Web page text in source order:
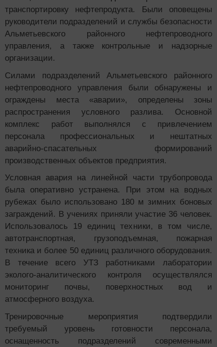
транспортировку нефтепродукта. Были оповещены
руководители подразделений и службы безопасности
Альметьевского районного нефтепроводного
управления, а также контрольные и надзорные
организации.
Силами подразделений Альметьевского районного
нефтепроводного управления были обнаружены и
ограждены места «аварии», определены зоны
распространения условного разлива. Основной
комплекс работ выполнялся с привлечением
персонала профессиональных и нештатных
аварийно-спасательных формирований
производственных объектов предприятия.
Условная авария на линейной части трубопровода
была оперативно устранена. При этом на водных
рубежах было использовано 180 м зимних боновых
заграждений. В учениях приняли участие 36 человек.
Использовалось 19 единиц техники, в том числе,
автотранспортная, грузоподъемная, пожарная
техника и более 50 единиц различного оборудования.
В течение всего УТЗ работниками лаборатории
эколого-аналитического контроля осуществлялся
мониторинг почвы, поверхностных вод и
атмосферного воздуха.
Тренировочные мероприятия подтвердили
требуемый уровень готовности персонала,
оснащенность подразделений современными